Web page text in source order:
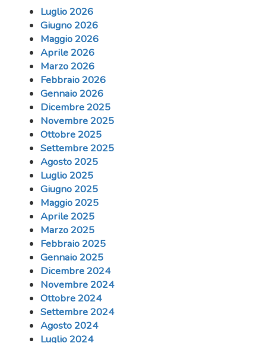
Luglio 2026
Giugno 2026
Maggio 2026
Aprile 2026
Marzo 2026
Febbraio 2026
Gennaio 2026
Dicembre 2025
Novembre 2025
Ottobre 2025
Settembre 2025
Agosto 2025
Luglio 2025
Giugno 2025
Maggio 2025
Aprile 2025
Marzo 2025
Febbraio 2025
Gennaio 2025
Dicembre 2024
Novembre 2024
Ottobre 2024
Settembre 2024
Agosto 2024
Luglio 2024